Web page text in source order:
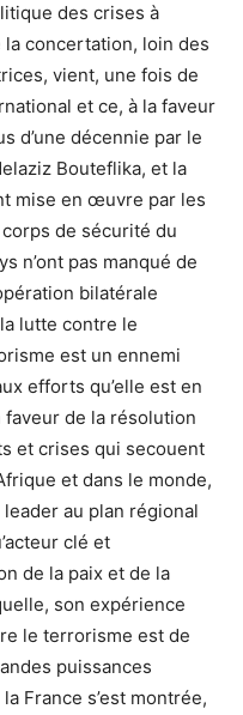
des crises à
concertation, loin des
vient, une fois de
et ce, à la faveur
d’une décennie par le
Bouteflika, et la
mise en œuvre par les
de sécurité du
n’ont pas manqué de
bilatérale
lutte contre le
est un ennemi
efforts qu’elle est en
de la résolution
et crises qui secouent
et dans le monde,
au plan régional
clé et
de la paix et de la
son expérience
le terrorisme est de
puissances
France s’est montrée,